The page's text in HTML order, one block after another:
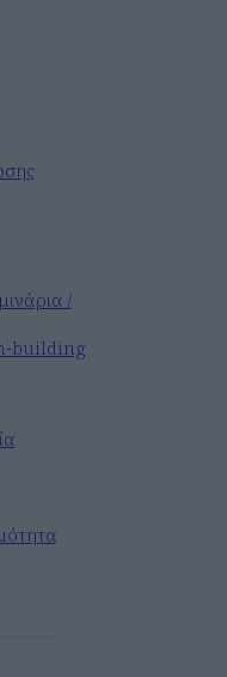
/
building